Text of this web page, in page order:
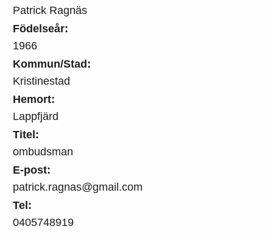
Patrick Ragnäs
Födelseår:
1966
Kommun/Stad:
Kristinestad
Hemort:
Lappfjärd
Titel:
ombudsman
E-post:
patrick.ragnas@gmail.com
Tel:
0405748919